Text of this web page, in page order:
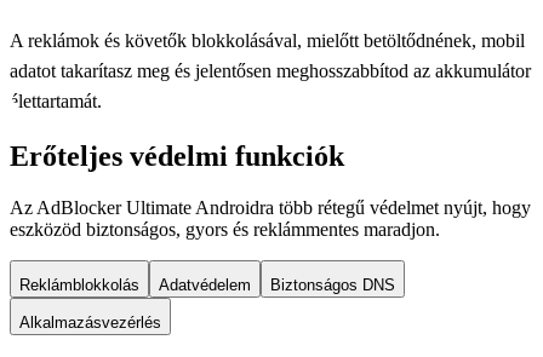
A reklámok és követők blokkolásával, mielőtt betöltődnének, mobil
adatot takarítasz meg és jelentősen meghosszabbítod az akkumulátor
élettartamát.
Erőteljes védelmi funkciók
Az AdBlocker Ultimate Androidra több rétegű védelmet nyújt, hogy
eszközöd biztonságos, gyors és reklámmentes maradjon.
Reklámblokkolás Adatvédelem Biztonságos DNS
Alkalmazásvezérlés